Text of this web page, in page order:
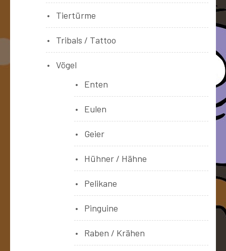
Tiertürme
Tribals / Tattoo
Vögel
Enten
Eulen
Geier
Hühner / Hähne
Pelikane
Pinguine
Raben / Krähen